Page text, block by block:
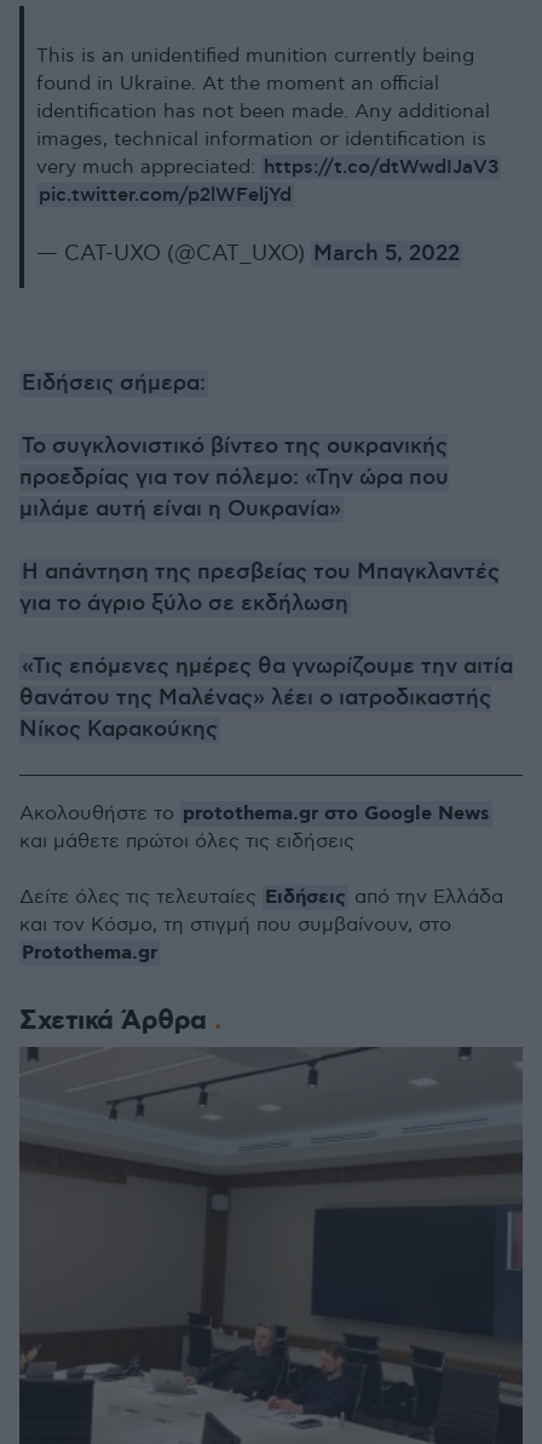
This is an unidentified munition currently being
found in Ukraine. At the moment an official
identification has not been made. Any additional
images, technical information or identification is
very much appreciated: https://t.co/dtWwdIJaV3
pic.twitter.com/p2lWFeljYd
— CAT-UXO (@CAT_UXO) March 5, 2022
Ειδήσεις σήμερα:
Το συγκλονιστικό βίντεο της ουκρανικής
προεδρίας για τον πόλεμο: «Την ώρα που
μιλάμε αυτή είναι η Ουκρανία»
Η απάντηση της πρεσβείας του Μπαγκλαντές
για το άγριο ξύλο σε εκδήλωση
«Τις επόμενες ημέρες θα γνωρίζουμε την αιτία
θανάτου της Μαλένας» λέει ο ιατροδικαστής
Νίκος Καρακούκης
Σχετικά Άρθρα
Ακολουθήστε το protothema.gr στο Google News
και μάθετε πρώτοι όλες τις ειδήσεις
Δείτε όλες τις τελευταίες Ειδήσεις από την Ελλάδα
και τον Κόσμο, τη στιγμή που συμβαίνουν, στο
Protothema.gr